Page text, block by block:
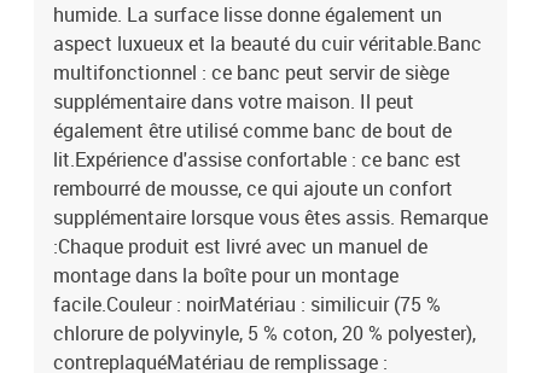
humide. La surface lisse donne également un
aspect luxueux et la beauté du cuir véritable.Banc
multifonctionnel : ce banc peut servir de siège
supplémentaire dans votre maison. Il peut
également être utilisé comme banc de bout de
lit.Expérience d'assise confortable : ce banc est
rembourré de mousse, ce qui ajoute un confort
supplémentaire lorsque vous êtes assis. Remarque
:Chaque produit est livré avec un manuel de
montage dans la boîte pour un montage
facile.Couleur : noirMatériau : similicuir (75 %
chlorure de polyvinyle, 5 % coton, 20 % polyester),
contreplaquéMatériau de remplissage :